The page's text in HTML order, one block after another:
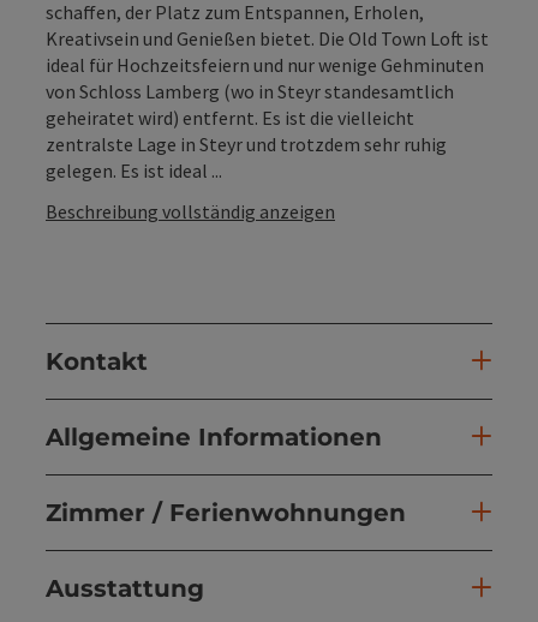
schaffen, der Platz zum Entspannen, Erholen,
Kreativsein und Genießen bietet. Die Old Town Loft ist
ideal für Hochzeitsfeiern und nur wenige Gehminuten
von Schloss Lamberg (wo in Steyr standesamtlich
geheiratet wird) entfernt. Es ist die vielleicht
zentralste Lage in Steyr und trotzdem sehr ruhig
gelegen. Es ist ideal ...
Beschreibung vollständig anzeigen
Kontakt
Allgemeine Informationen
Zimmer / Ferienwohnungen
Ausstattung